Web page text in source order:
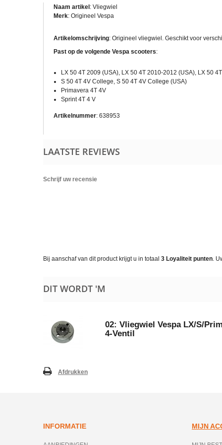
Naam artikel : Vliegwiel
Merk: Origineel Vespa
Artikelomschrijving: Origineel vliegwiel. Geschikt voor
Past op de volgende Vespa scooters:
LX 50 4T 2009 (USA), LX 50 4T 2010-2012 (USA), LX 50
S 50 4T 4V College, S 50 4T 4V College (USA)
Primavera 4T 4V
Sprint 4T 4 V
Artikelnummer: 638953
LAATSTE REVIEWS
Schrijf uw recensie
Bij aanschaf van dit product krijgt u in totaal 3 Loyaliteit punten.
DIT WORDT 'M
02: Vliegwiel Vespa LX/​S/​
4-Ventil
Afdrukken
INFORMATIE MIJN